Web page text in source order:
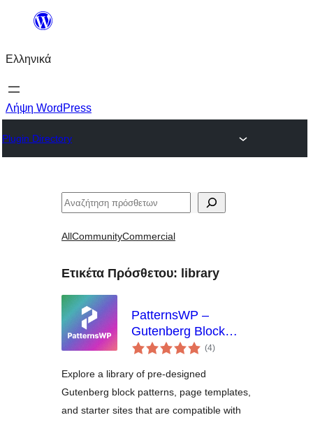
Μετάβαση
περιεχόμενο
Ελληνικά
Λήψη WordPress
Plugin Directory
Αναζήτηση
AllCommunityCommercial
Ετικέτα Πρόσθετου: library
PatternsWP –
Gutenberg Block
Patterns & Page
(4αξιολογήσεις
σύνολο
)
Explore a library of pre-designed
Gutenberg block patterns, page templates,
and starter sites that are compatible with